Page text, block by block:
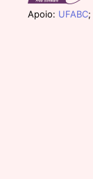
Apoio: UFABC;